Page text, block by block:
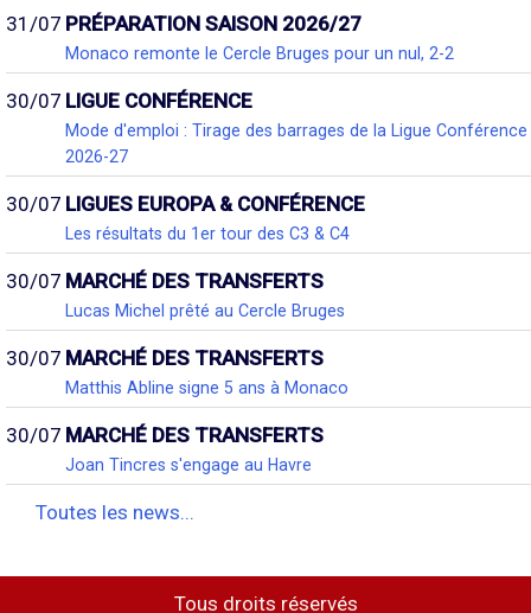
31/07 PRÉPARATION SAISON 2026/27
Monaco remonte le Cercle Bruges pour un nul, 2-2
30/07 LIGUE CONFÉRENCE
Mode d'emploi : Tirage des barrages de la Ligue Conférence
2026-27
30/07 LIGUES EUROPA & CONFÉRENCE
Les résultats du 1er tour des C3 & C4
30/07 MARCHÉ DES TRANSFERTS
Lucas Michel prêté au Cercle Bruges
30/07 MARCHÉ DES TRANSFERTS
Matthis Abline signe 5 ans à Monaco
30/07 MARCHÉ DES TRANSFERTS
Joan Tincres s'engage au Havre
Toutes les news...
Tous droits réservés